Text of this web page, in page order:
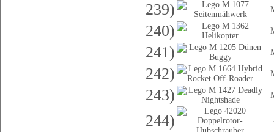
239)
240)
241)
242)
243)
244)